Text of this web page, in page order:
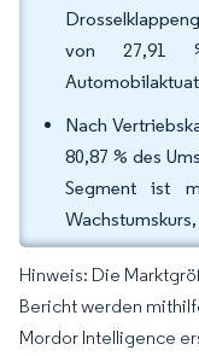
von 27,91
Nach
80,87 % des
Segment ist
Hinweis: Die
Bericht werden
Mordor Intelligence